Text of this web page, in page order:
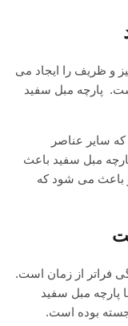
و ظریف را ایجاد می
پارچه مبل سفید
سایر عناصر
مبل سفید باعث
باعث می شود که
فراتر از زمان است.
پارچه مبل سفید
بوده است.